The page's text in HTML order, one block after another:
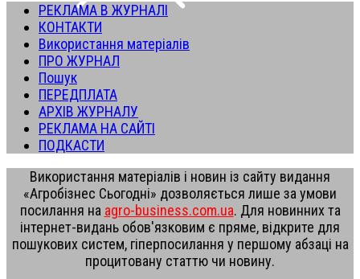
РЕКЛАМА В ЖУРНАЛІ
КОНТАКТИ
Використання матеріалів
ПРО ЖУРНАЛ
Пошук
ПЕРЕДПЛАТА
АРХІВ ЖУРНАЛУ
РЕКЛАМА НА САЙТІ
ПОДКАСТИ
Використання матеріалів і новин із сайту видання
«Агробізнес Сьогодні» дозволяється лише за умови
посилання на agro-business.com.ua. Для новинних та
інтернет-видань обов'язковим є пряме, відкрите для
пошукових систем, гіперпосилання у першому абзаці на
процитовану статтю чи новину.